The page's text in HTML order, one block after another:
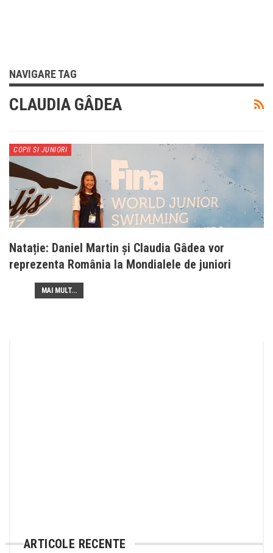
NAVIGARE TAG
CLAUDIA GÂDEA
COPII SI JUNIORI
Natație: Daniel Martin și Claudia Gâdea vor
reprezenta România la Mondialele de juniori
MAI MULT...
ARTICOLE RECENTE